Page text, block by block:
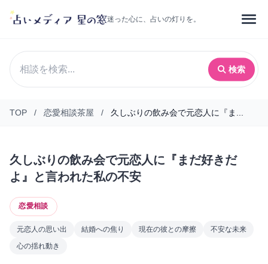
迷った心に、占いの灯りを。
検索
TOP / 恋愛相談茶屋 / 久しぶりの飲み会で元恋人に『ま...
久しぶりの飲み会で元恋人に『まだ好きだ
よ』と言われた私の不安
恋愛相談
元恋人の思い出 結婚への焦り 現在の彼との摩擦
不安な未来
心の揺れ動き